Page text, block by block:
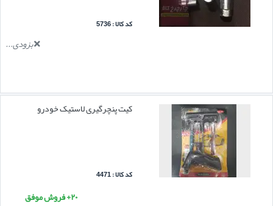
کد کالا : 5736
بزودی...
کیت پنچرگیری لاستیک خودرو
کد کالا : 4471
۲۰+ فروش موفق